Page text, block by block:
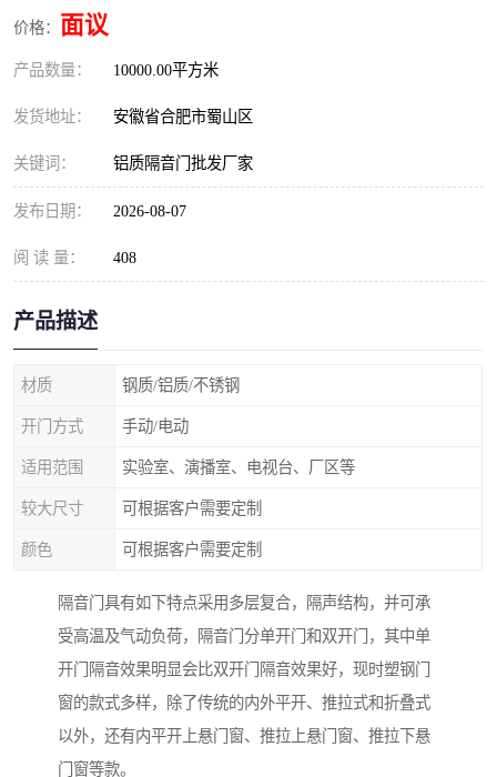
价格： 面议
产品数量： 10000.00平方米
发货地址： 安徽省合肥市蜀山区
关键词： 铝质隔音门批发厂家
发布日期： 2026-08-07
阅 读 量： 408
产品描述
材质 钢质/铝质/不锈钢
开门方式 手动/电动
适用范围 实验室、演播室、电视台、厂区等
较大尺寸 可根据客户需要定制
颜色 可根据客户需要定制
隔音门具有如下特点采用多层复合，隔声结构，并可承
受高温及气动负荷，隔音门分单开门和双开门，其中单
开门隔音效果明显会比双开门隔音效果好，现时塑钢门
窗的款式多样，除了传统的内外平开、推拉式和折叠式
以外，还有内平开上悬门窗、推拉上悬门窗、推拉下悬
门窗等款。